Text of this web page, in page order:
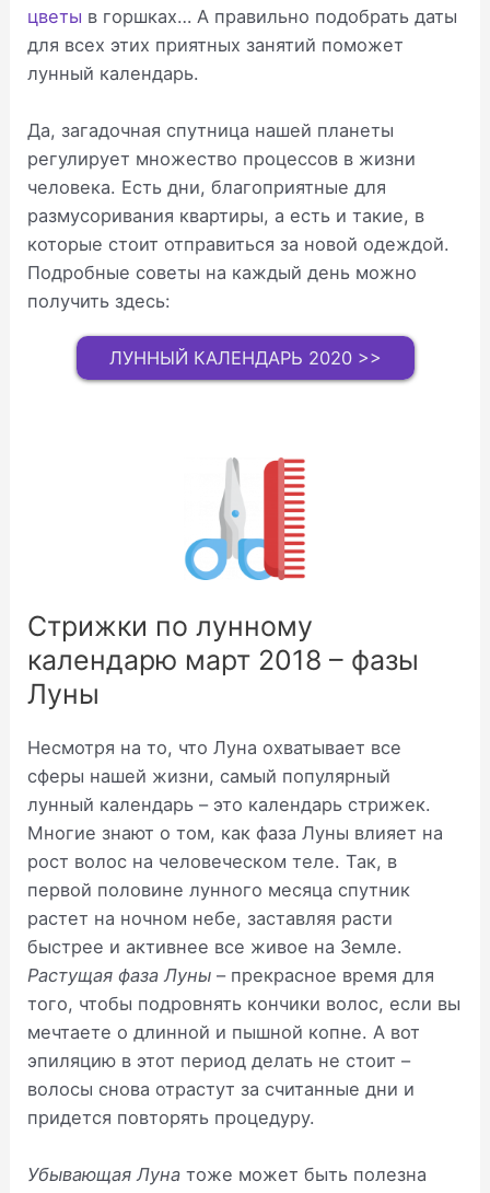
цветы в горшках… А правильно подобрать даты
для всех этих приятных занятий поможет
лунный календарь.
Да, загадочная спутница нашей планеты
регулирует множество процессов в жизни
человека. Есть дни, благоприятные для
размусоривания квартиры, а есть и такие, в
которые стоит отправиться за новой одеждой.
Подробные советы на каждый день можно
получить здесь:
ЛУННЫЙ КАЛЕНДАРЬ 2020 >>
Стрижки по лунному
календарю март 2018 – фазы
Луны
Несмотря на то, что Луна охватывает все
сферы нашей жизни, самый популярный
лунный календарь – это календарь стрижек.
Многие знают о том, как фаза Луны влияет на
рост волос на человеческом теле. Так, в
первой половине лунного месяца спутник
растет на ночном небе, заставляя расти
быстрее и активнее все живое на Земле.
Растущая фаза Луны – прекрасное время для
того, чтобы подровнять кончики волос, если вы
мечтаете о длинной и пышной копне. А вот
эпиляцию в этот период делать не стоит –
волосы снова отрастут за считанные дни и
придется повторять процедуру.
Убывающая Луна тоже может быть полезна